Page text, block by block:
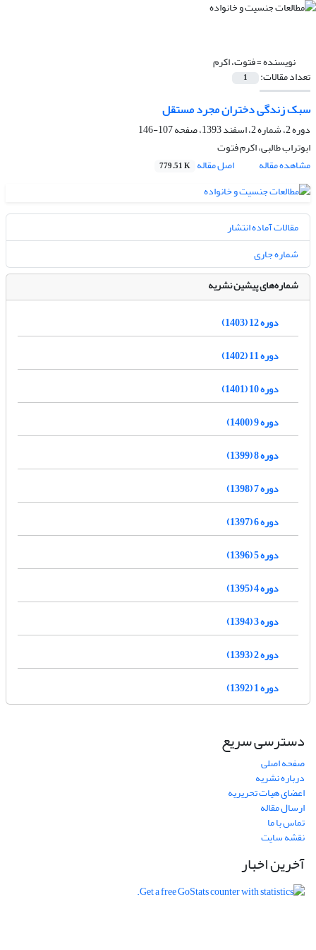
نویسنده =فتوت، اکرم
تعداد مقالات: 1
سبک زندگی دختران مجرد مستقل
دوره 2، شماره 2، اسفند 1393، صفحه
107-146
ابوتراب طالبی، اکرم فتوت
مشاهده مقاله
اصل مقاله 779.51 K
مقالات آماده انتشار
شماره جاری
شماره‌های پیشین نشریه
دوره 12 (1403)
دوره 11 (1402)
دوره 10 (1401)
دوره 9 (1400)
دوره 8 (1399)
دوره 7 (1398)
دوره 6 (1397)
دوره 5 (1396)
دوره 4 (1395)
دوره 3 (1394)
دوره 2 (1393)
دوره 1 (1392)
دسترسی سریع
صفحه اصلی
درباره نشریه
اعضای هیات تحریریه
ارسال مقاله
تماس با ما
نقشه سایت
آخرین اخبار